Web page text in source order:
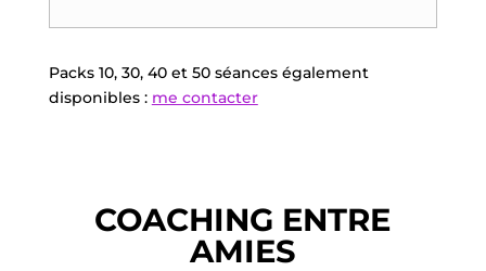
Packs 10, 30, 40 et 50 séances également
disponibles : me contacter
COACHING ENTRE
AMIES